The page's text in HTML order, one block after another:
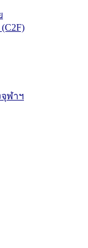
(C2F)
ฬาฯ